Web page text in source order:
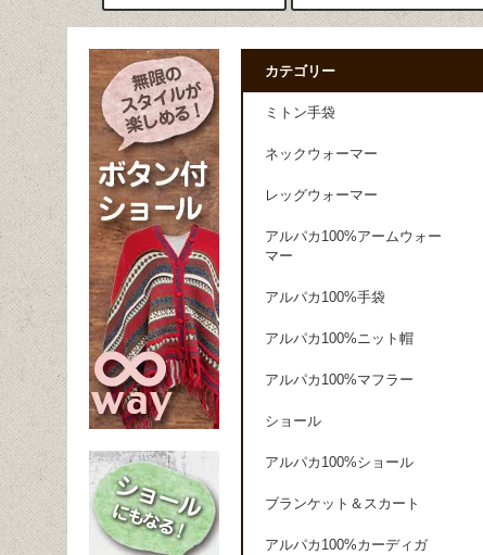
カテゴリー
ミトン手袋
ネックウォーマー
レッグウォーマー
アルパカ100%アームウォー
マー
アルパカ100%手袋
アルパカ100%ニット帽
アルパカ100%マフラー
ショール
アルパカ100%ショール
ブランケット＆スカート
アルパカ100%カーディガ